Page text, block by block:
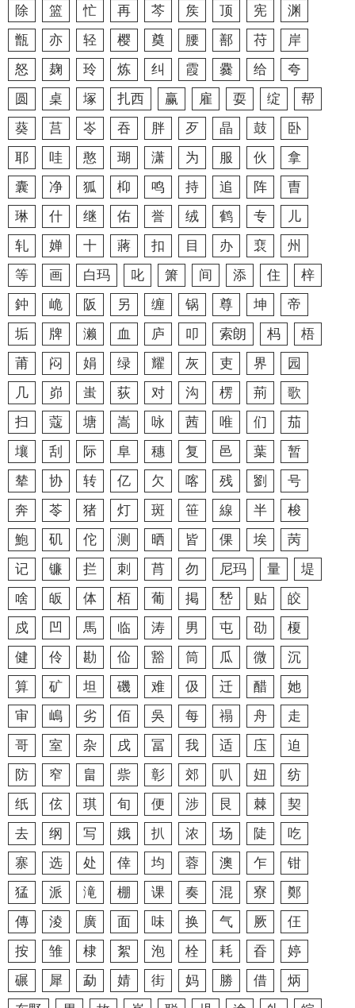
除
篮 忙 再 芩 矦 顶 宪
渊
甑
亦 轻 樱 奠 腰 鄯 苻
岸
怒
麹 玲 炼 纠 霞 爨 给
夸
圆
桌 塚 扎西 赢 雇 耍 绽
帮
葵
莒 岺 吞 胖 歹 晶 鼓
卧
耶
哇 憨 瑚 潇 为 服 伙
拿
囊
净 狐 枊 鸣 持 追 阵
曺
琳
什 继 佑 誉 绒 鹤 专
儿
轧
婵 十 蔣 扣 目 办 裵
州
等
画 白玛 叱 箫 间 添 住
梓
鈡
峗 阪 另 缠 锅 尊 坤
帝
垢
牌 濑 血 庐 叩 索朗 杩
梧
莆
闷 娟 绿 耀 灰 吏 界
园
几
峁 蚩 荻 对 沟 楞 荊
歌
扫
蔻 塘 嵩 咏 茜 唯 们
茄
壤
刮 际 阜 穗 复 邑 葉
暂
辇
协 转 亿 欠 喀 残 劉
号
奔
苓 猪 灯 斑 笹 線 半
梭
鮑
矶 佗 测 晒 皆 倮 埃
苪
记
镰 拦 刺 莦 勿 尼玛 量
堤
啥
皈 体 栢 葡 掲 嵆 贴
皎
戍
凹 馬 临 涛 男 屯 劭
榎
健
伶 勘 佡 豁 筒 瓜 微
沉
算
矿 坦 磯 难 伋 迁 醋
她
审
嶋 劣 佰 吳 每 禢 舟
走
哥
室 杂 戌 冨 我 适 庒
迫
防
窄 畠 祡 彰 郊 叭 妞
纺
纸
伭 琪 旬 便 涉 艮 棘
契
去
纲 写 娥 扒 浓 场 陡
吃
寨
选 处 倖 均 蓉 澳 乍
钳
猛
派 滝 棚 课 奏 混 寮
鄭
傳
淩 廣 面 味 换 气 厥
仼
按
雏 棣 絮 泡 栓 耗 昋
婷
碾
犀 勐 婧 街 妈 勝 借
炳